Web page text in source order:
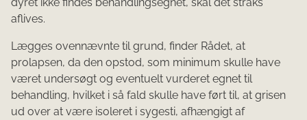
dyret ikke findes behandlingsegnet, skal det straks
aflives.
Lægges ovennævnte til grund, finder Rådet, at
prolapsen, da den opstod, som minimum skulle have
været undersøgt og eventuelt vurderet egnet til
behandling, hvilket i så fald skulle have ført til, at grisen
ud over at være isoleret i sygesti, afhængigt af